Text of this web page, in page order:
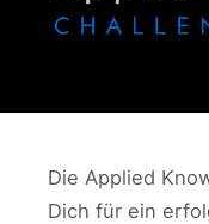
Die Applied
Dich für ein